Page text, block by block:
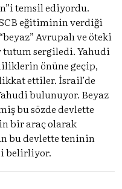
temsil ediyordu.
eğitiminin verdiği
Avrupalı ve öteki
tutum sergiledi. Yahudi
önüne geçip,
ettiler. İsrail’de
bulunuyor. Beyaz
bu sözde devlette
bir araç olarak
bu devlette teninin
belirliyor.